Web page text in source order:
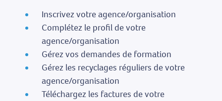
Inscrivez votre agence/organisation
Complétez le profil de votre
agence/organisation
Gérez vos demandes de formation
Gérez les recyclages réguliers de votre
agence/organisation
Téléchargez les factures de votre